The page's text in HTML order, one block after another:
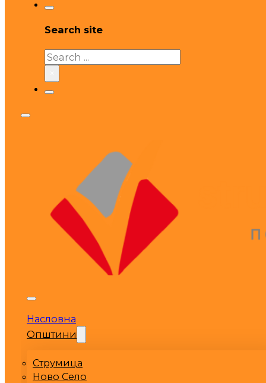
Search site
Search
Насловна
Општини
Струмица
Ново Село